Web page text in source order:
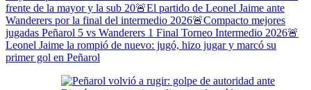
frente de la mayor y la sub 20🚨El partido de Leonel Jaime ante
Wanderers por la final del intermedio 2026🚨Compacto mejores
jugadas Peñarol 5 vs Wanderers 1 Final Torneo Intermedio 2026🚨
Leonel Jaime la rompió de nuevo: jugó, hizo jugar y marcó su
primer gol en Peñarol